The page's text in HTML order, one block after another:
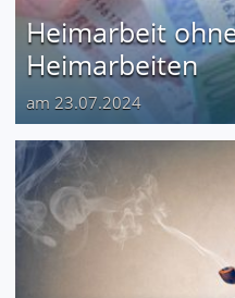
Heimarbeit
Heimarbeiten
am 23.07.2024